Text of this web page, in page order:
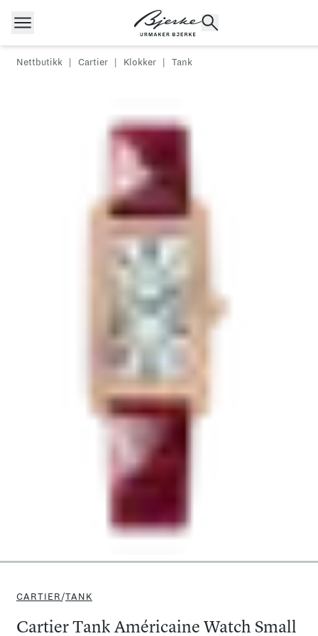
Hopp til innhold
Cartier
Tag Heuer
Nettbutikk Cartier Klokker Tank
CARTIER /TANK
Cartier Tank Américaine Watch Small